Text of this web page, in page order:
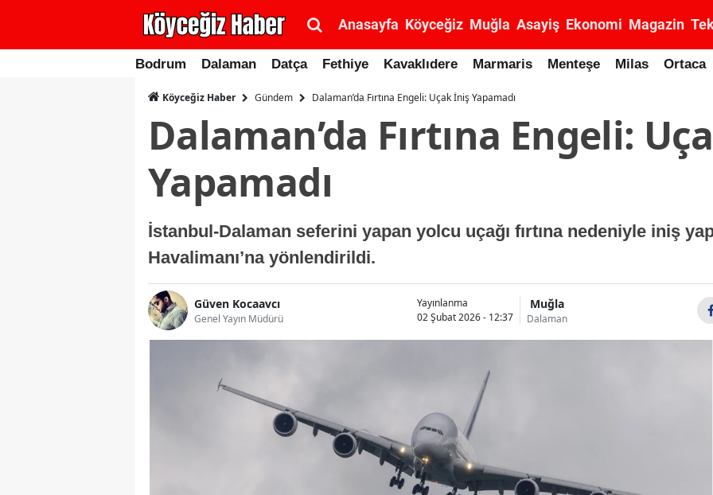
Anasayfa Köyceğiz Muğla Asayiş Ekonomi Magazin
Bodrum Dalaman Datça Fethiye Kavaklıdere Marmaris Menteşe Milas Ortaca
Köyceğiz Haber Gündem Dalaman’da Fırtına Engeli: Uçak İniş Yapamadı
Dalaman’da Fırtına Engeli:
Yapamadı
İstanbul-Dalaman seferini yapan yolcu uçağı fırtına nedeniyle iniş
Havalimanı’na yönlendirildi.
Güven Kocaavcı
Genel Yayın Müdürü
Yayınlanma
02 Şubat 2026 - 12:37
Muğla
Dalaman